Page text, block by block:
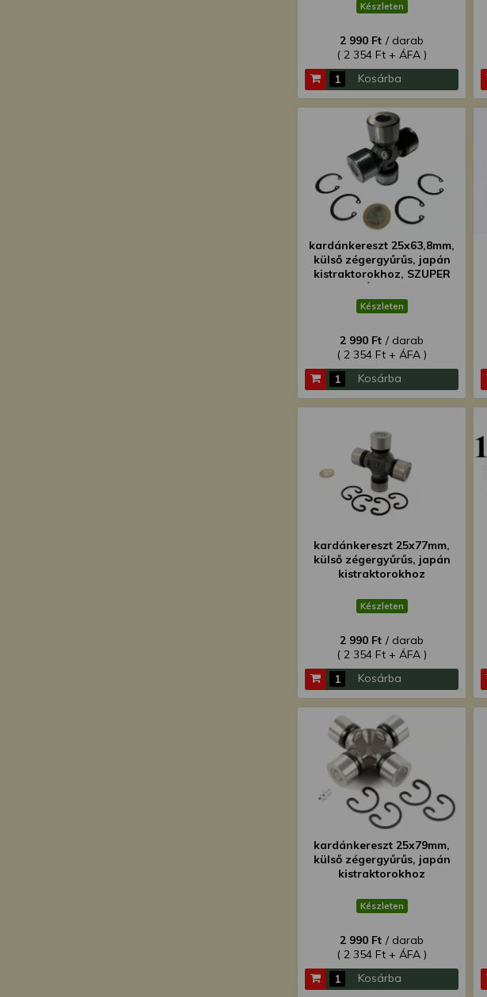
Készleten
2 990 Ft / darab
( 2 354 Ft + ÁFA )
Kosárba
kardánkereszt 25x63,8mm,
külső zégergyűrűs, japán
kistraktorokhoz, SZUPER
ÁRON!
Készleten
2 990 Ft / darab
( 2 354 Ft + ÁFA )
Kosárba
kardánkereszt 25x77mm,
külső zégergyűrűs, japán
kistraktorokhoz
Készleten
2 990 Ft / darab
( 2 354 Ft + ÁFA )
Kosárba
kardánkereszt 25x79mm,
külső zégergyűrűs, japán
kistraktorokhoz
Készleten
2 990 Ft / darab
( 2 354 Ft + ÁFA )
Kosárba